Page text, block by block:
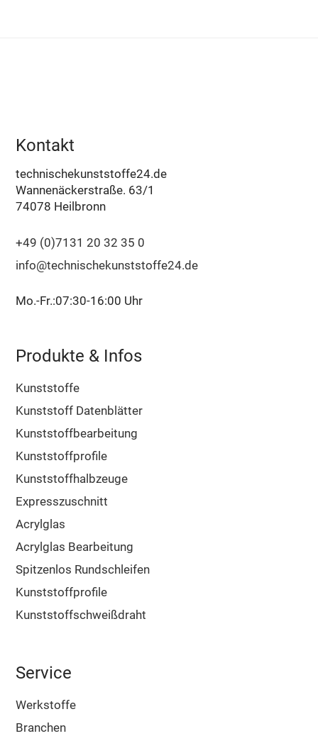
Kontakt
technischekunststoffe24.de
Wannenäckerstraße. 63/1
74078 Heilbronn
+49 (0)7131 20 32 35 0
info@technischekunststoffe24.de
Mo.-Fr.:07:30-16:00 Uhr
Produkte & Infos
Kunststoffe
Kunststoff Datenblätter
Kunststoffbearbeitung
Kunststoffprofile
Kunststoffhalbzeuge
Expresszuschnitt
Acrylglas
Acrylglas Bearbeitung
Spitzenlos Rundschleifen
Kunststoffprofile
Kunststoffschweißdraht
Service
Werkstoffe
Branchen